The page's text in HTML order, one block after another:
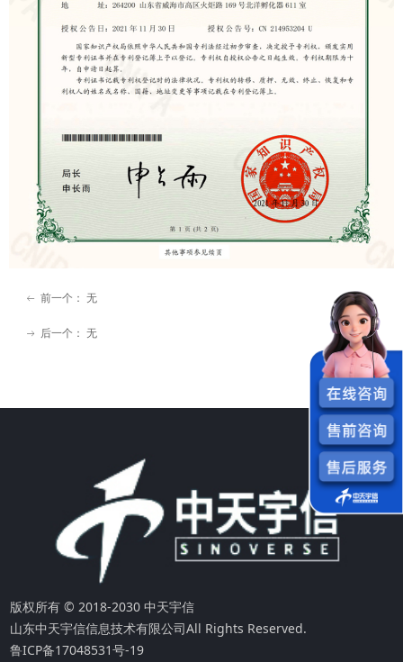
ꁹ 后一个： 无
ꂃ 前一个： 无
版权所有 © 2018-2030 中天宇信
山东中天宇信信息技术有限公司All Rights Reserved.
鲁ICP备17048531号-19